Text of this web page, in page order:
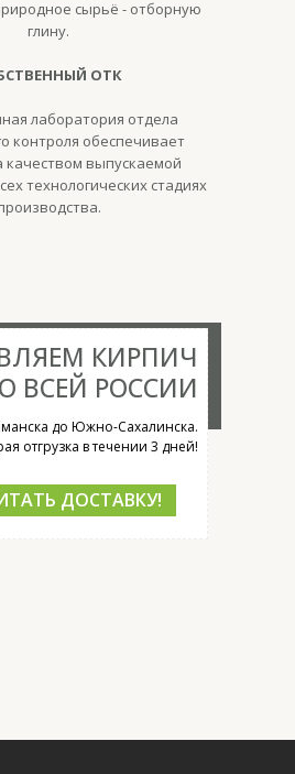
сырьё - отборную
глину.
ОТК
лаборатория отдела
контроля обеспечивает
качеством выпускаемой
технологических стадиях
КИРПИЧ
ВСЕЙ РОССИИ
до Южно-Сахалинска.
отгрузка в течении 3 дней!
ДОСТАВКУ!